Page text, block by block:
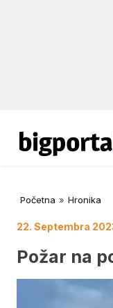
Početna » Hronika
22. Septembra
Požar na